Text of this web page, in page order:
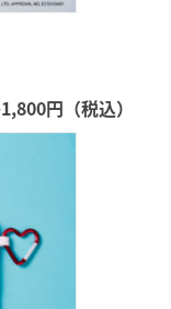
円（税込）